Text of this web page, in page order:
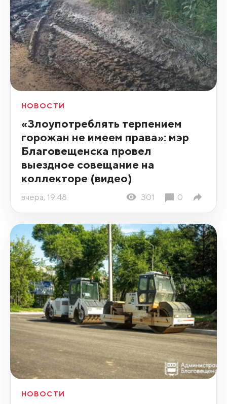
НОВОСТИ
«Злоупотреблять терпением
горожан не имеем права»: мэр
Благовещенска провел
выездное совещание на
коллекторе (видео)
вчера, 19:48 301 0
НОВОСТИ